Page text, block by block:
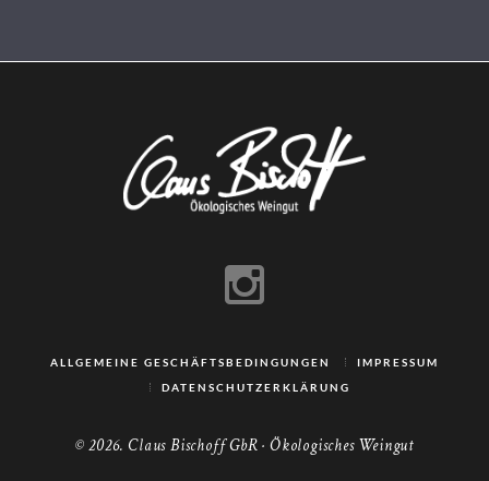
ALLGEMEINE GESCHÄFTSBEDINGUNGEN
IMPRESSUM
DATENSCHUTZERKLÄRUNG
© 2026. Claus Bischoff GbR · Ökologisches Weingut